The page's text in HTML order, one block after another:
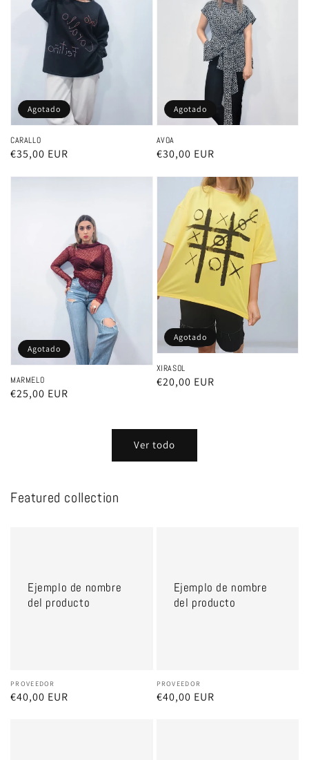
CARALLO
Precio
€35,00 EUR
Agotado
AVOA
Precio
€30,00 EUR
Agotado
MARMELO
Precio
€25,00 EUR
Agotado
XIRASOL
Precio
€20,00 EUR
Agotado
Ver todo
Featured collection
producto
Proveedor:
PROVEEDOR
Precio
€40,00 EUR
Ejemplo de nombre
del producto
producto
Proveedor:
PROVEEDOR
Precio
€40,00 EUR
Ejemplo de nombre
del producto